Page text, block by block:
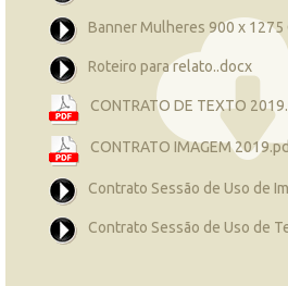
Banner Mulheres 900 x 1275
Roteiro para relato..docx
CONTRATO DE TEXTO
CONTRATO IMAGEM
Contrato Sessão de Uso de
Contrato Sessão de Uso de